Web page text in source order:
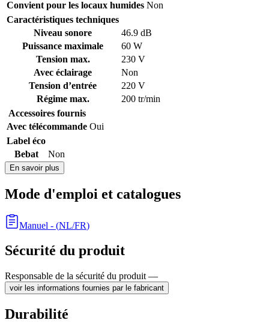
Convient pour les locaux humides Non
Caractéristiques techniques
Niveau sonore
46.9 dB
Puissance maximale
60 W
Tension max.
230 V
Avec éclairage
Non
Tension d’entrée
220 V
Régime max.
200 tr/min
Accessoires fournis
Avec télécommande Oui
Label éco
Bebat
Non
En savoir plus
Mode d'emploi et catalogues
Manuel - (NL/FR)
Sécurité du produit
Responsable de la sécurité du produit —
voir les informations fournies par le fabricant
Durabilité